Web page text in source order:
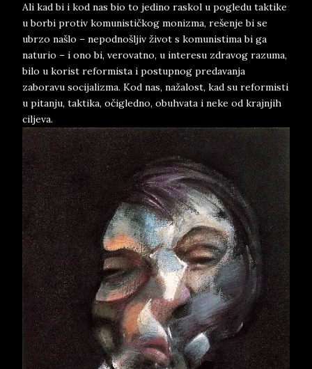
Ali kad bi i kod nas bio to jedino raskol u pogledu taktike
u borbi protiv komunističkog monizma, rešenje bi se
ubrzo našlo – nepodnošljiv život s komunistima bi ga
naturio – i ono bi, verovatno, u interesu zdravog razuma,
bilo u korist reformista i postupnog predavanja
zaboravu socijalizma. Kod nas, nažalost, kad su reformisti
u pitanju, taktika, očigledno, obuhvata i neke od krajnjih
ciljeva.